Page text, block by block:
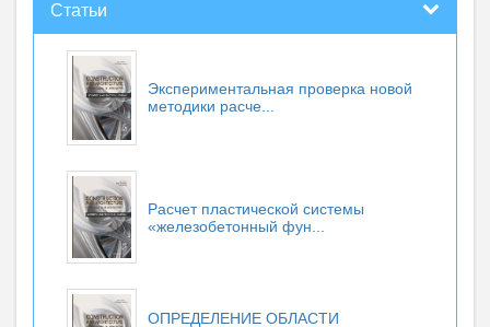
Статьи
Экспериментальная проверка новой
методики расче...
Расчет пластической системы
«железобетонный фун...
ОПРЕДЕЛЕНИЕ ОБЛАСТИ